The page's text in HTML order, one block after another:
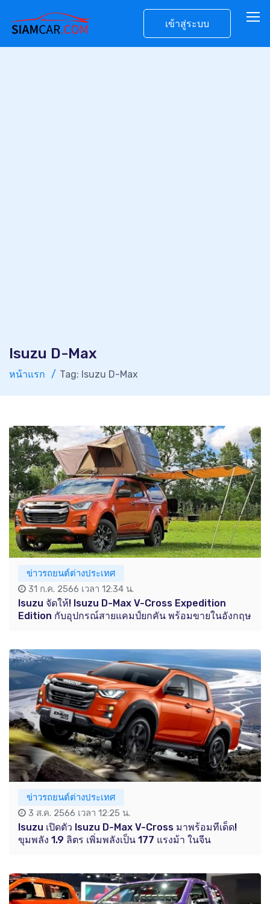
เข้าสู่ระบบ
Isuzu D-Max
หน้าแรก Tag: Isuzu D-Max
ข่าวรถยนต์ต่างประเทศ
31 ก.ค. 2566 เวลา 12:34 น.
Isuzu จัดให้! Isuzu D-Max V-Cross Expedition
Edition กับอุปกรณ์สายแคมป์ยกคัน พร้อมขายในอังกฤษ
ข่าวรถยนต์ต่างประเทศ
3 ส.ค. 2566 เวลา 12:25 น.
Isuzu เปิดตัว Isuzu D-Max V-Cross มาพร้อมทีเด็ด!
ขุมพลัง 1.9 ลิตร เพิ่มพลังเป็น 177 แรงม้า ในจีน